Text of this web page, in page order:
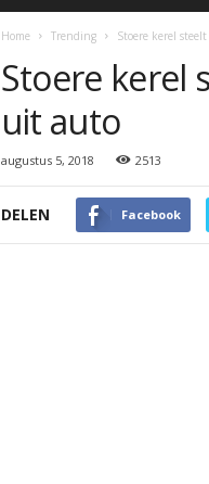
Home Trending Stoere kerel
Stoere kerel
uit auto
augustus 5, 2018 2513
DELEN Facebook